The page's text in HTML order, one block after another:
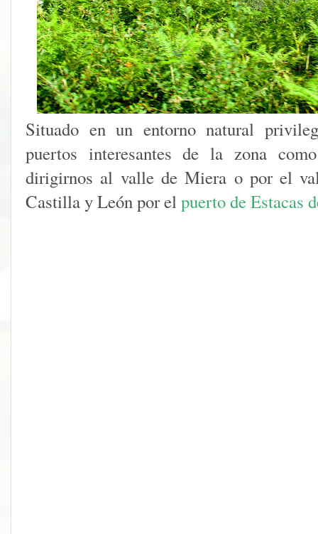
Situado en un entorno natural
puertos interesantes de la zona
dirigirnos al valle de Miera o por el
Castilla y León por elpuerto de Estacas